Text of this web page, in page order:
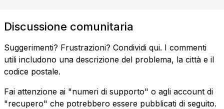
Discussione comunitaria
Suggerimenti? Frustrazioni? Condividi qui. I commenti
utili includono una descrizione del problema, la città e il
codice postale.
Fai attenzione ai "numeri di supporto" o agli account di
"recupero" che potrebbero essere pubblicati di seguito.